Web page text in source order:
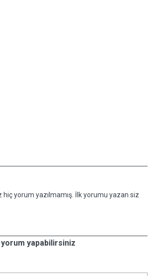
hiç yorum yazılmamış. İlk yorumu yazan siz
yorum yapabilirsiniz